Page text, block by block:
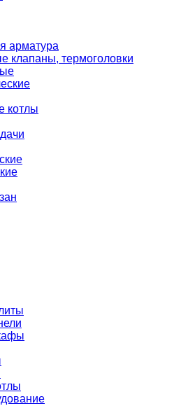
арматура
клапаны, термоголовки
котлы